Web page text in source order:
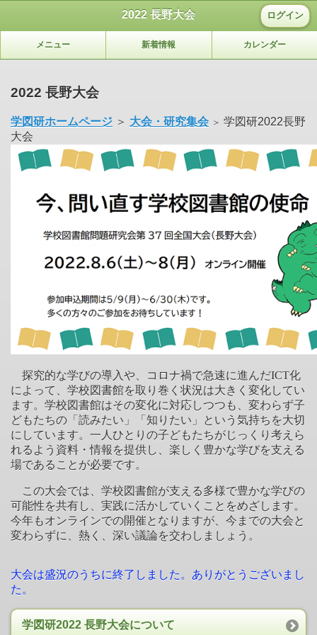
2022 長野大会 ログイン
メニュー 新着情報 カレンダー
2022 長野大会
学図研ホームページ ＞ 大会・研究集会 ＞ 学図研2022長野
大会
探究的な学びの導入や、コロナ禍で急速に進んだICT化
によって、学校図書館を取り巻く状況は大きく変化してい
ます。学校図書館はその変化に対応しつつも、変わらず子
どもたちの「読みたい」「知りたい」という気持ちを大切
にしています。一人ひとりの子どもたちがじっくり考えら
れるよう資料・情報を提供し、楽しく豊かな学びを支える
場であることが必要です。
この大会では、学校図書館が支える多様で豊かな学びの
可能性を共有し、実践に活かしていくことをめざします。
今年もオンラインでの開催となりますが、今までの大会と
変わらずに、熱く、深い議論を交わしましょう。
大会は盛況のうちに終了しました。ありがとうございまし
た。
学図研2022 長野大会について